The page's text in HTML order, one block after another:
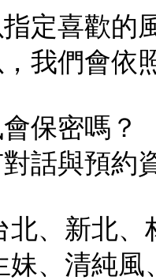
定喜歡的
我們會依
保密嗎？
話與預約
北、新北
妹、清純風